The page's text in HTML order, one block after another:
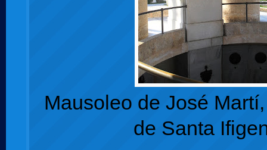
Mausoleo de José
de Santa